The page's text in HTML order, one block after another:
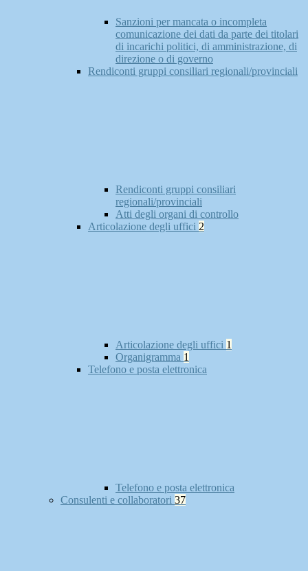
Sanzioni per mancata o incompleta
comunicazione dei dati da parte dei titolari
di incarichi politici, di amministrazione, di
direzione o di governo
Rendiconti gruppi consiliari regionali/provinciali
Rendiconti gruppi consiliari
regionali/provinciali
Atti degli organi di controllo
Articolazione degli uffici 2
Articolazione degli uffici 1
Organigramma 1
Telefono e posta elettronica
Telefono e posta elettronica
Consulenti e collaboratori 37